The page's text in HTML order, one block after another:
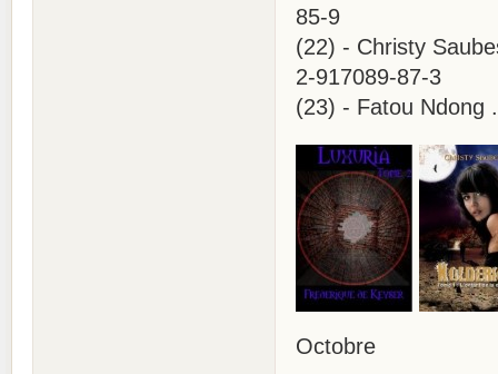
85-9
(22) - Christy
2-917089-87-3
(23) - Fatou Ndong
Octobre